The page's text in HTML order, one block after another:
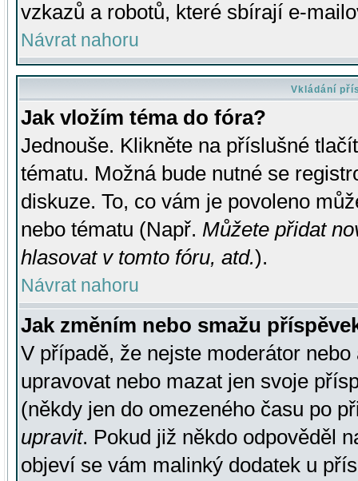
vzkazů a robotů, které sbírají e-
Návrat nahoru
Vkládání
Jak vložím téma do fóra?
Jednouše. Klikněte na příslušné
tématu. Možná bude nutné se
diskuze. To, co vám je povoleno
nebo tématu (Např. Můžete přidat
hlasovat v tomto fóru, atd.).
Návrat nahoru
Jak změním nebo smažu
V případě, že nejste moderátor
upravovat nebo mazat jen svoje
(někdy jen do omezeného času po
upravit. Pokud již někdo odpověděl
objeví se vám malinký dodatek u